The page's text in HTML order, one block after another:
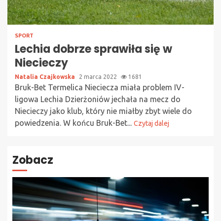
SPORT
Lechia dobrze sprawiła się w
Niecieczy
Natalia Czajkowska 2 marca 2022 1681
Bruk-Bet Termelica Nieciecza miała problem IV-
ligowa Lechia Dzierżoniów jechała na mecz do
Niecieczy jako klub, który nie miałby zbyt wiele do
powiedzenia. W końcu Bruk-Bet... Czytaj dalej
Zobacz